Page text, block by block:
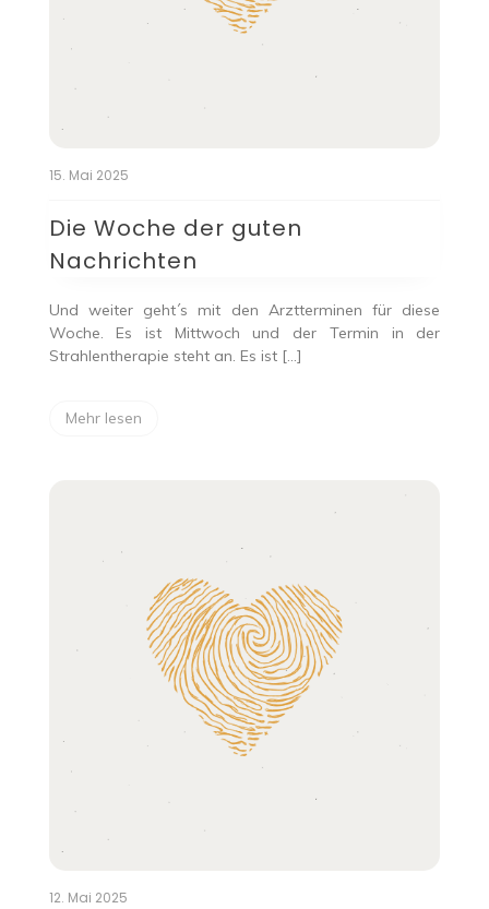
15. Mai 2025
Die Woche der guten
Nachrichten
Und weiter geht´s mit den Arztterminen für diese
Woche. Es ist Mittwoch und der Termin in der
Strahlentherapie steht an. Es ist […]
Mehr lesen
12. Mai 2025